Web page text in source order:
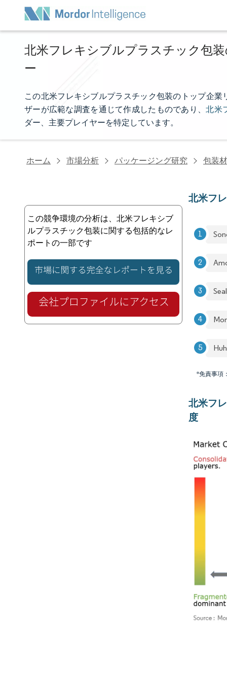
北米フレキシブルプラスチック包
ー
この北米フレキシブルプラスチック包装のトップ企
ザーが広範な調査を通じて作成したものであり、北米
ダー、主要プレイヤーを特定しています。
ホーム 市場分析 パッケージング研究 包装
この競争環境の分析は、北米フレキシブ
ルプラスチック包装に関する包括的なレ
ポートの一部です
北米フ
*免責事項
北米フ
度